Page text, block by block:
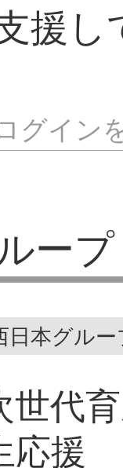
援し
グイン
ープ
日本グル
代
応援